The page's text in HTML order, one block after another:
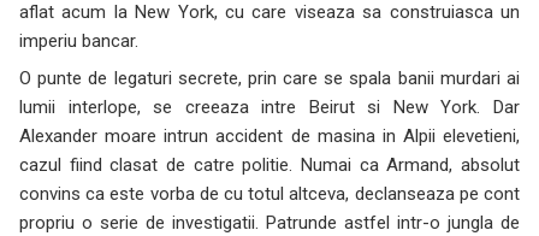
aflat acum la New York, cu care viseaza sa construiasca un
imperiu bancar.
O punte de legaturi secrete, prin care se spala banii murdari ai
lumii interlope, se creeaza intre Beirut si New York. Dar
Alexander moare intrun accident de masina in Alpii elevetieni,
cazul fiind clasat de catre politie. Numai ca Armand, absolut
convins ca este vorba de cu totul altceva, declanseaza pe cont
propriu o serie de investigatii. Patrunde astfel intr-o jungla de